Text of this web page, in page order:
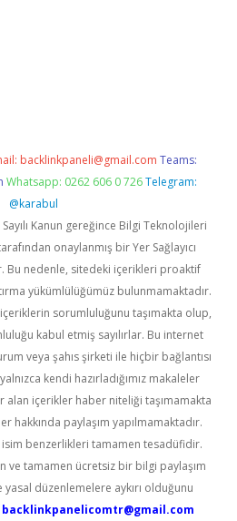
backlinkpaneli@gmail.com Teams:
Whatsapp: 0262 606 0 726 Telegram:
@karabul
Kanun gereğince Bilgi Teknolojileri
onaylanmış bir Yer Sağlayıcı
Bu nedenle, sitedeki içerikleri proaktif
yükümlülüğümüz bulunmamaktadır.
sorumluluğunu taşımakta olup,
kabul etmiş sayılırlar. Bu internet
veya şahıs şirketi ile hiçbir bağlantısı
kendi hazırladığımız makaleler
alan içerikler haber niteliği taşımamakta
hakkında paylaşım yapılmamaktadır.
benzerlikleri tamamen tesadüfidir.
ve tamamen ücretsiz bir bilgi paylaşım
düzenlemelere aykırı olduğunu
backlinkpanelicomtr@gmail.com